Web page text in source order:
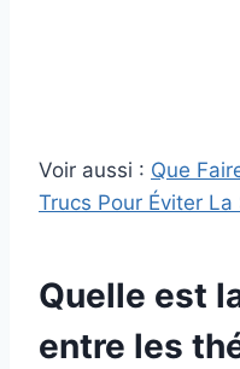
Voir aussi : Que
Trucs Pour Éviter
Quelle est
entre les